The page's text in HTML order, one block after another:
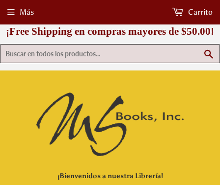
¡Free Shipping en compras mayores de $50.00!
¡Bienvenidos a nuestra Librería!
Más Carrito